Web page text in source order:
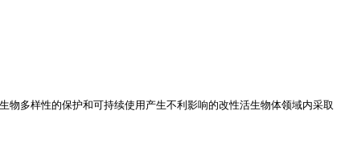
多样性的保护和可持续使用产生不利影响的改性活生物体领域内采取